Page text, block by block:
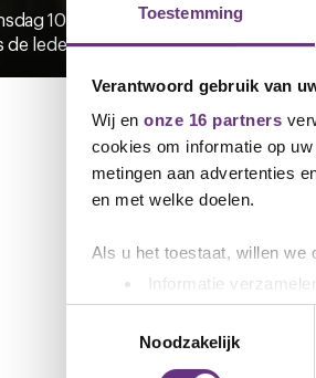
Toestemming
Verantwoord gebruik van
Wij en onze 16 partners
cookies om informatie op
metingen aan advertenties
en met welke doelen.
Als u het toestaat, willen we
Informatie
Uw apparaat
Lees meer over hoe uw
toestemming op elk
Noodzakelijk
10 juni hebben jullie
de ledenraadpleging...